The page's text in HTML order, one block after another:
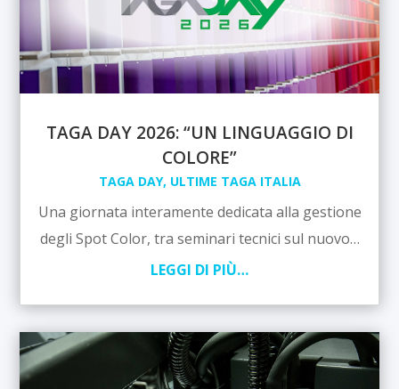
TAGA DAY 2026: “UN LINGUAGGIO DI
COLORE”
TAGA DAY, ULTIME TAGA ITALIA
Una giornata interamente dedicata alla gestione
degli Spot Color, tra seminari tecnici sul nuovo…
LEGGI DI PIÙ…